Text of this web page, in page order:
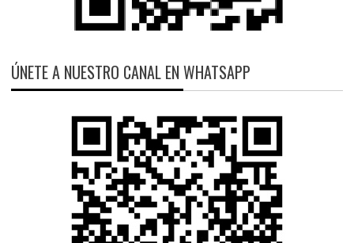
ÚNETE A NUESTRO CANAL EN WHATSAPP